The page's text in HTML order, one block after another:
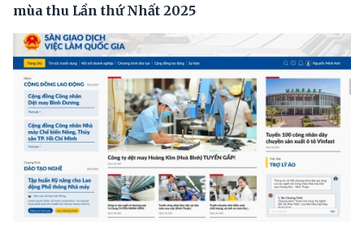
mùa thu Lần thứ Nhất 2025